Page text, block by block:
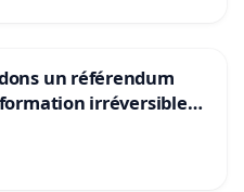
un référendum
irréversible